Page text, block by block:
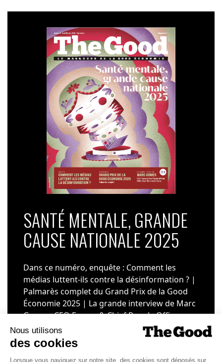
SANTÉ MENTALE, GRANDE
CAUSE NATIONALE 2025
Dans ce numéro, enquête : Comment les
médias luttent-ils contre la désinformation ? |
Palmarès complet du Grand Prix de la Good
Économie 2025 | La grande interview de Marc
Gomes, CEO France & Chief People Officer
EMEA chez The Adecco Group